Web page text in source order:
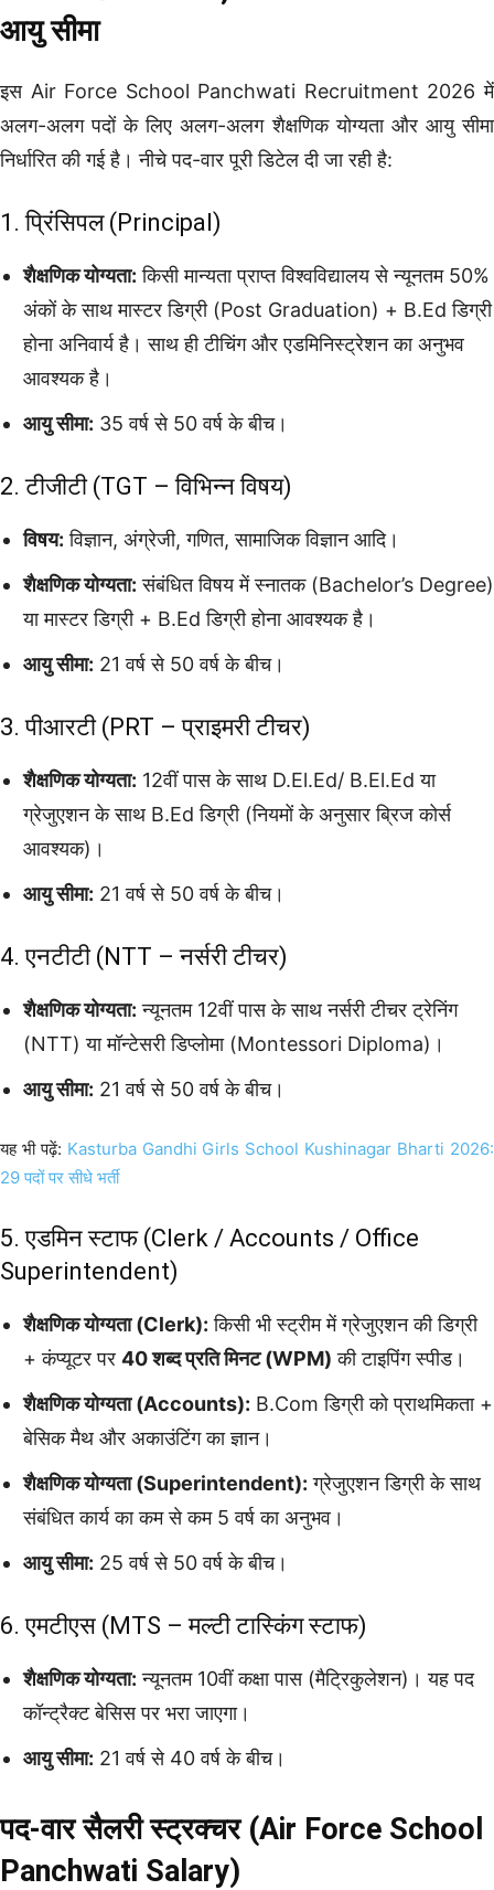
आयु सीमा
इस Air Force School Panchwati Recruitment 2026 में
अलग-अलग पदों के लिए अलग-अलग शैक्षणिक योग्यता और आयु सीमा
निर्धारित की गई है। नीचे पद-वार पूरी डिटेल दी जा रही है:
1. प्रिंसिपल (Principal)
शैक्षणिक योग्यता: किसी मान्यता प्राप्त विश्वविद्यालय से न्यूनतम 50%
अंकों के साथ मास्टर डिग्री (Post Graduation) + B.Ed डिग्री
होना अनिवार्य है। साथ ही टीचिंग और एडमिनिस्ट्रेशन का अनुभव
आवश्यक है।
आयु सीमा: 35 वर्ष से 50 वर्ष के बीच।
2. टीजीटी (TGT – विभिन्न विषय)
विषय: विज्ञान, अंग्रेजी, गणित, सामाजिक विज्ञान आदि।
शैक्षणिक योग्यता: संबंधित विषय में स्नातक (Bachelor’s Degree)
या मास्टर डिग्री + B.Ed डिग्री होना आवश्यक है।
आयु सीमा: 21 वर्ष से 50 वर्ष के बीच।
3. पीआरटी (PRT – प्राइमरी टीचर)
शैक्षणिक योग्यता: 12वीं पास के साथ D.El.Ed/ B.El.Ed या
ग्रेजुएशन के साथ B.Ed डिग्री (नियमों के अनुसार ब्रिज कोर्स
आवश्यक)।
आयु सीमा: 21 वर्ष से 50 वर्ष के बीच।
4. एनटीटी (NTT – नर्सरी टीचर)
शैक्षणिक योग्यता: न्यूनतम 12वीं पास के साथ नर्सरी टीचर ट्रेनिंग
(NTT) या मॉन्टेसरी डिप्लोमा (Montessori Diploma)।
आयु सीमा: 21 वर्ष से 50 वर्ष के बीच।
यह भी पढ़ें: Kasturba Gandhi Girls School Kushinagar Bharti 2026:
29 पदों पर सीधे भर्ती
5. एडमिन स्टाफ (Clerk / Accounts / Office
Superintendent)
शैक्षणिक योग्यता (Clerk): किसी भी स्ट्रीम में ग्रेजुएशन की डिग्री
+ कंप्यूटर पर 40 शब्द प्रति मिनट (WPM) की टाइपिंग स्पीड।
शैक्षणिक योग्यता (Accounts): B.Com डिग्री को प्राथमिकता +
बेसिक मैथ और अकाउंटिंग का ज्ञान।
शैक्षणिक योग्यता (Superintendent): ग्रेजुएशन डिग्री के साथ
संबंधित कार्य का कम से कम 5 वर्ष का अनुभव।
आयु सीमा: 25 वर्ष से 50 वर्ष के बीच।
6. एमटीएस (MTS – मल्टी टास्किंग स्टाफ)
शैक्षणिक योग्यता: न्यूनतम 10वीं कक्षा पास (मैट्रिकुलेशन)। यह पद
कॉन्ट्रैक्ट बेसिस पर भरा जाएगा।
आयु सीमा: 21 वर्ष से 40 वर्ष के बीच।
पद-वार सैलरी स्ट्रक्चर (Air Force School
Panchwati Salary)